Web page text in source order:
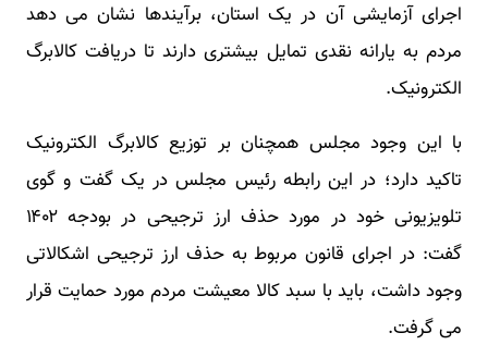
اجرای آزمایشی آن در یک استان، برآیندها نشان می دهد
مردم به یارانه نقدی تمایل بیشتری دارند تا دریافت کالابرگ
الکترونیک.
با این وجود مجلس همچنان بر توزیع کالابرگ الکترونیک
تاکید دارد؛ در این رابطه رئیس مجلس در یک گفت و گوی
تلویزیونی خود در مورد حذف ارز ترجیحی در بودجه ۱۴۰۲
گفت: در اجرای قانون مربوط به حذف ارز ترجیحی اشکالاتی
وجود داشت، باید با سبد کالا معیشت مردم مورد حمایت قرار
می گرفت.